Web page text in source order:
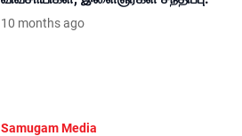
10 months ago
Samugam Media